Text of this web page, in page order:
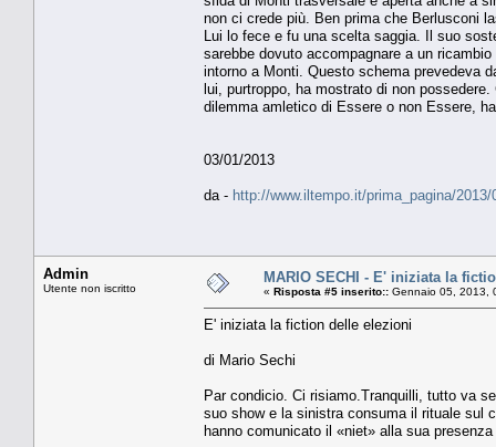
non ci crede più. Ben prima che Berlusconi
Lui lo fece e fu una scelta saggia. Il suo
sarebbe dovuto accompagnare a un
intorno a Monti. Questo schema prevedeva
lui, purtroppo, ha mostrato di non
dilemma amletico di Essere o non Essere,
03/01/2013
da - http://www.iltempo.it/prima_pagina/
Admin
Utente non iscritto
MARIO SECHI - E' iniziata la
« Risposta #5 inserito:: Gennaio 05, 2013,
E' iniziata la fiction delle elezioni
di Mario Sechi
Par condicio. Ci risiamo.Tranquilli, tutto va
suo show e la sinistra consuma il rituale sul
hanno comunicato il «niet» alla sua